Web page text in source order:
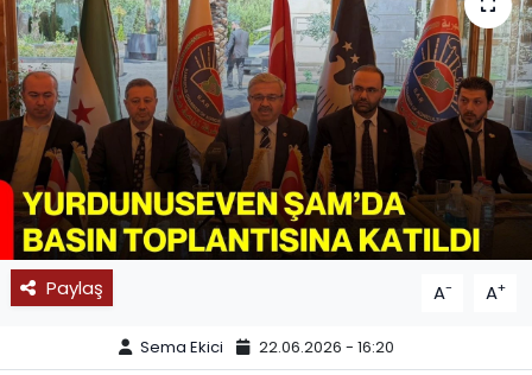
Paylaş A- A+
Sema Ekici 22.06.2026 - 16:20
SPOR
11:11 MANŞET